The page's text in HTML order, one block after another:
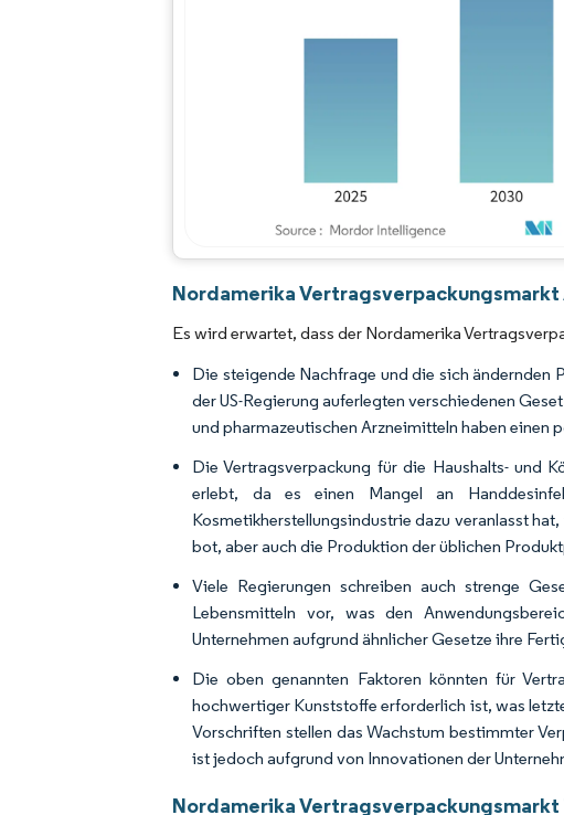
Nordamerika
Es wird erwartet, dass der Nordamerika
Die steigende Nachfrage und die sich ändernden
der US-Regierung auferlegten verschiedenen
und pharmazeutischen Arzneimitteln haben einen
Die Vertragsverpackung für die Haushalts- und
erlebt, da es einen Mangel an
Kosmetikherstellungsindustrie dazu veranlasst
bot, aber auch die Produktion der üblichen
Viele Regierungen schreiben auch strenge
Lebensmitteln vor, was den
Unternehmen aufgrund ähnlicher Gesetze ihre
Die oben genannten Faktoren könnten für
hochwertiger Kunststoffe erforderlich ist, was
Vorschriften stellen das Wachstum bestimmter
ist jedoch aufgrund von Innovationen der
Nordamerika